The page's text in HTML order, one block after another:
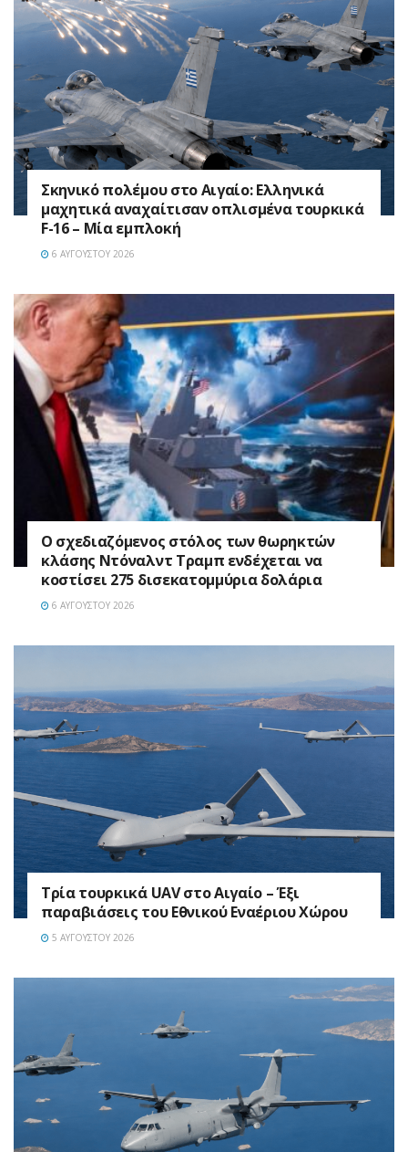
Σκηνικό πολέμου στο Αιγαίο: Ελληνικά
μαχητικά αναχαίτισαν οπλισμένα τουρκικά
F-16 – Μία εμπλοκή
6 ΑΥΓΟΎΣΤΟΥ 2026
Ο σχεδιαζόμενος στόλος των θωρηκτών
κλάσης Ντόναλντ Τραμπ ενδέχεται να
κοστίσει 275 δισεκατομμύρια δολάρια
6 ΑΥΓΟΎΣΤΟΥ 2026
Τρία τουρκικά UAV στο Αιγαίο – Έξι
παραβιάσεις του Εθνικού Εναέριου Χώρου
5 ΑΥΓΟΎΣΤΟΥ 2026